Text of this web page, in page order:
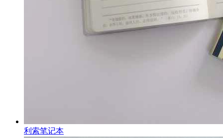
利索笔记本